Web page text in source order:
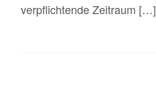
verpflichtende Zeitraum […]